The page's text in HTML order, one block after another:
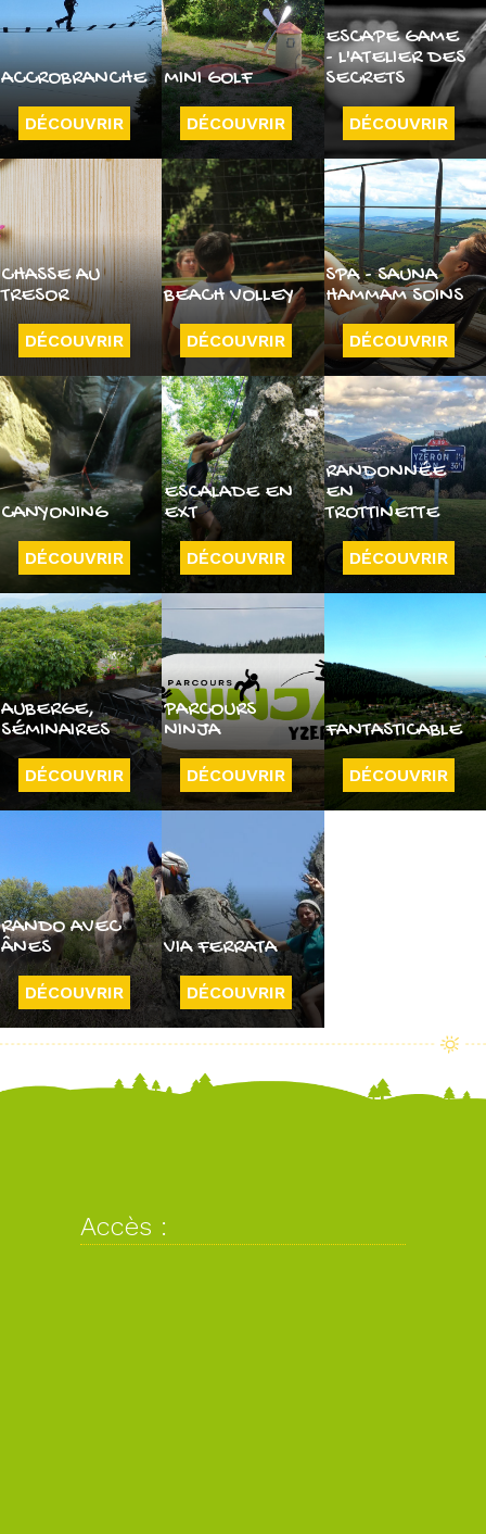
ACCROBRANCHE
DÉCOUVRIR
MINI GOLF
DÉCOUVRIR
ESCAPE GAME
- L'ATELIER DES
SECRETS
DÉCOUVRIR
CHASSE AU
TRESOR
DÉCOUVRIR
BEACH VOLLEY
DÉCOUVRIR
SPA - SAUNA
HAMMAM SOINS
DÉCOUVRIR
CANYONING
DÉCOUVRIR
ESCALADE EN
EXT
DÉCOUVRIR
RANDONNÉE
EN
TROTTINETTE
DÉCOUVRIR
AUBERGE,
SÉMINAIRES
DÉCOUVRIR
PARCOURS
NINJA
DÉCOUVRIR
FANTASTICABLE
DÉCOUVRIR
RANDO AVEC
ÂNES
DÉCOUVRIR
VIA FERRATA
DÉCOUVRIR
Accès :